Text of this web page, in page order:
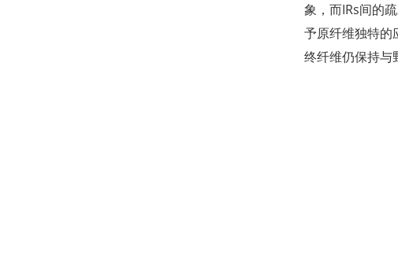
象，而IRs间的
予原纤维独特的
终纤维仍保持与